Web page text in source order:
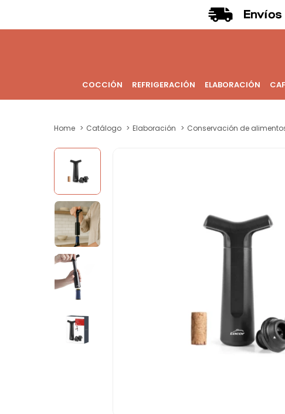
COCCIÓN REFRIGERACIÓN ELABORACIÓN
Home Catálogo Elaboración Conservación de